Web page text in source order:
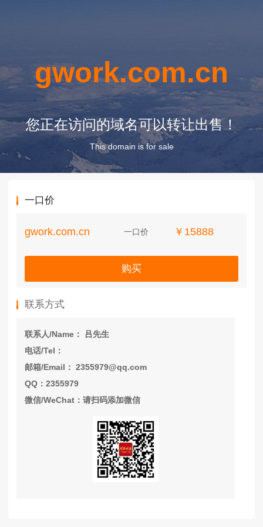
gwork.com.cn
您正在访问的域名可以转让出售！
This domain is for sale
一口价
gwork.com.cn 一口价 ￥15888
购买
联系方式
联系人/Name： 吕先生
电话/Tel：
邮箱/Email： 2355979@qq.com
QQ：2355979
微信/WeChat：请扫码添加微信